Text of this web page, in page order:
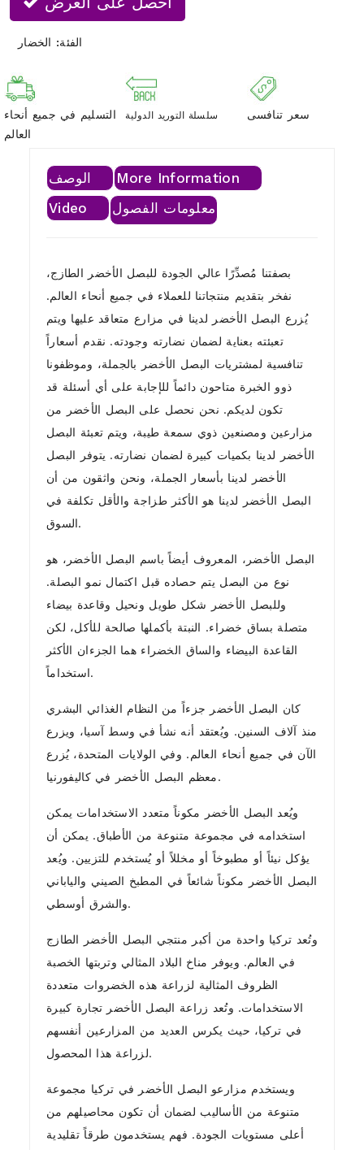
الفئة: الخضار
التسليم في جميع أنحاء
العالم
سلسلة التوريد الدولية سعر تنافسى
الوصف
More Information
Video
معلومات الفصول
بصفتنا مُصدِّرًا عالي الجودة للبصل الأخضر الطازج،
نفخر بتقديم منتجاتنا للعملاء في جميع أنحاء العالم.
يُزرع البصل الأخضر لدينا في مزارع متعاقد عليها ويتم
تعبئته بعناية لضمان نضارته وجودته. نقدم أسعاراً
تنافسية لمشتريات البصل الأخضر بالجملة، وموظفونا
ذوو الخبرة متاحون دائماً للإجابة على أي أسئلة قد
تكون لديكم. نحن نحصل على البصل الأخضر من
مزارعين ومصنعين ذوي سمعة طيبة، ويتم تعبئة البصل
الأخضر لدينا بكميات كبيرة لضمان نضارته. يتوفر البصل
الأخضر لدينا بأسعار الجملة، ونحن واثقون من أن
البصل الأخضر لدينا هو الأكثر طزاجة والأقل تكلفة في
السوق.
البصل الأخضر، المعروف أيضاً باسم البصل الأخضر، هو
نوع من البصل يتم حصاده قبل اكتمال نمو البصلة.
وللبصل الأخضر شكل طويل ونحيل وقاعدة بيضاء
متصلة بساق خضراء. النبتة بأكملها صالحة للأكل، لكن
القاعدة البيضاء والساق الخضراء هما الجزءان الأكثر
استخداماً.
كان البصل الأخضر جزءاً من النظام الغذائي البشري
منذ آلاف السنين. ويُعتقد أنه نشأ في وسط آسيا، ويزرع
الآن في جميع أنحاء العالم. وفي الولايات المتحدة، يُزرع
معظم البصل الأخضر في كاليفورنيا.
ويُعد البصل الأخضر مكوناً متعدد الاستخدامات يمكن
استخدامه في مجموعة متنوعة من الأطباق. يمكن أن
يؤكل نيئاً أو مطبوخاً أو مخللاً أو يُستخدم للتزيين. ويُعد
البصل الأخضر مكوناً شائعاً في المطبخ الصيني والياباني
والشرق أوسطي.
وتُعد تركيا واحدة من أكبر منتجي البصل الأخضر الطازج
في العالم. ويوفر مناخ البلاد المثالي وتربتها الخصبة
الظروف المثالية لزراعة هذه الخضروات متعددة
الاستخدامات. وتُعد زراعة البصل الأخضر تجارة كبيرة
في تركيا، حيث يكرس العديد من المزارعين أنفسهم
لزراعة هذا المحصول.
ويستخدم مزارعو البصل الأخضر في تركيا مجموعة
متنوعة من الأساليب لضمان أن تكون محاصيلهم من
أعلى مستويات الجودة. فهم يستخدمون طرقاً تقليدية